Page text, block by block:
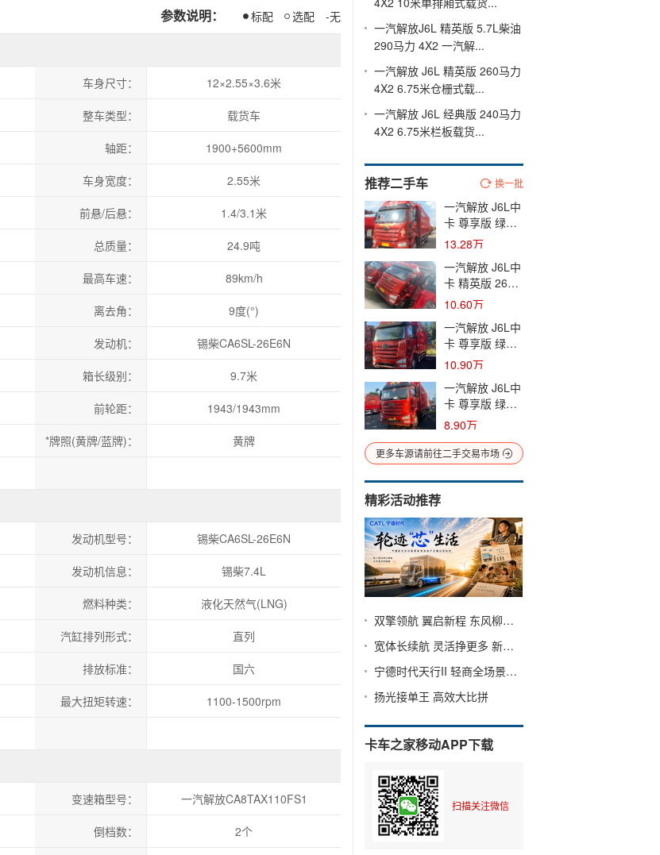
参数说明： 标配 选配 -无
车身尺寸： 12×2.55×3.6米
整车类型： 载货车
轴距： 1900+5600mm
车身宽度： 2.55米
前悬/后悬： 1.4/3.1米
总质量： 24.9吨
最高车速： 89km/h
离去角： 9度(°)
发动机： 锡柴CA6SL-26E6N
箱长级别： 9.7米
前轮距： 1943/1943mm
*牌照(黄牌/蓝牌)： 黄牌
发动机型号： 锡柴CA6SL-26E6N
发动机信息： 锡柴7.4L
燃料种类： 液化天然气(LNG)
汽缸排列形式： 直列
排放标准： 国六
最大扭矩转速： 1100-1500rpm
变速箱型号： 一汽解放CA8TAX110FS1
倒档数： 2个
一汽解放J6L 精英版 5.7L柴油
290马力 4X2 一汽解...
一汽解放 J6L 精英版 260马力
4X2 6.75米仓栅式载...
一汽解放 J6L 经典版 240马力
4X2 6.75米栏板载货...
推荐二手车 换一批
一汽解放 J6L中
卡 尊享版 绿通
260马力 4X2
货车(国六) 单桥
大柴二手载货车
黄牌
13.28万
一汽解放 J6L中
卡 精英版 260
马力 4X2 6.75
(国六) 单桥 大
柴二手载货车
黄牌
10.60万
一汽解放 J6L中
卡 尊享版 绿通
260马力 4X2
货车(国六) 单桥
大柴二手载货车
黄牌
10.90万
一汽解放 J6L中
卡 尊享版 绿通
260马力 4X2
货车(国六) 单桥
大柴二手载货车
黄牌
8.90万
更多车源请前往二手交易市场
精彩活动推荐
活」
双擎领航 翼启新程 东风柳汽第十届67品牌客户日
宽体长续航 灵活挣更多 新一代城配纯电小卡—东风途逸T9E&T5E重磅登陆
宁德时代天行II 轻商全场景解决方案
扬光接单王 高效大比拼
卡车之家移动APP下载
扫描关注微信